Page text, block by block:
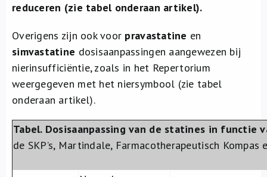
reduceren (zie tabel onderaan artikel).
Overigens zijn ook voor pravastatine en
simvastatine dosisaanpassingen aangewezen bij
nierinsufficiëntie, zoals in het Repertorium
weergegeven met het niersymbool (zie tabel
onderaan artikel).
Tabel. Dosisaanpassing van de statines in functie
de SKP’s, Martindale, Farmacotherapeutisch